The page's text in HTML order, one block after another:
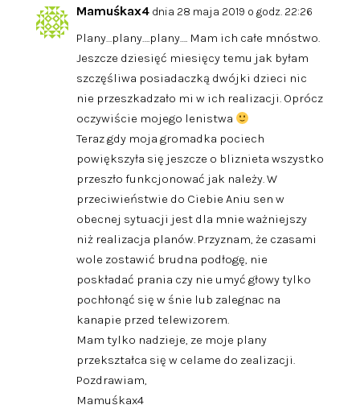
Mamuśkax4 dnia 28 maja 2019 o godz. 22:26
Plany…plany….plany…. Mam ich całe mnóstwo.
Jeszcze dziesięć miesięcy temu jak byłam
szczęśliwa posiadaczką dwójki dzieci nic
nie przeszkadzało mi w ich realizacji. Oprócz
oczywiście mojego lenistwa
Teraz gdy moja gromadka pociech
powiększyła się jeszcze o bliznieta wszystko
przeszło funkcjonować jak należy. W
przeciwieństwie do Ciebie Aniu sen w
obecnej sytuacji jest dla mnie ważniejszy
niż realizacja planów. Przyznam, że czasami
wole zostawić brudna podłogę, nie
poskładać prania czy nie umyć głowy tylko
pochłonąć się w śnie lub zalegnac na
kanapie przed telewizorem.
Mam tylko nadzieje, ze moje plany
przekształca się w celame do zealizacji.
Pozdrawiam,
Mamuśkax4